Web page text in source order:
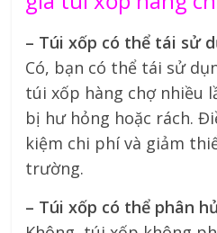
– Túi xốp có thể tái sử
Có, bạn có thể tái sử
túi xốp hàng chợ nhiều
bị hư hỏng hoặc rách.
kiệm chi phí và giảm
trường.
– Túi xốp có thể phân